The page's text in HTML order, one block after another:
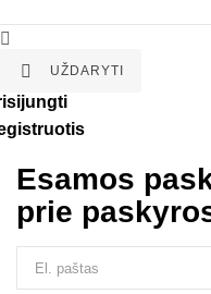

 UŽDARYTI
Esamos
prie